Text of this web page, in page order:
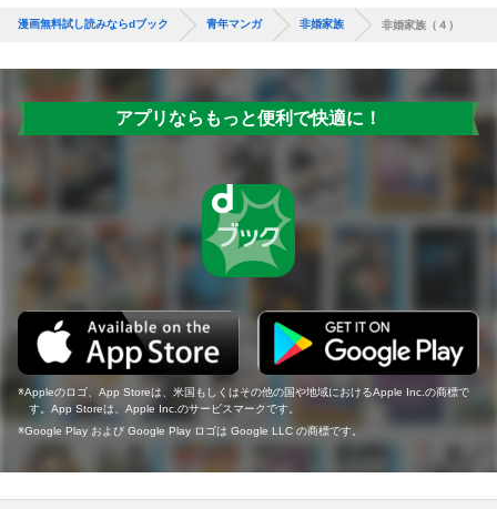
漫画無料試し読みならdブック 青年マンガ 非婚家族 非婚家族（４）
アプリならもっと便利で快適に！
Appleのロゴ、App Storeは、米国もしくはその他の国や地域におけるApple Inc.の商標で
す。App Storeは、Apple Inc.のサービスマークです。
Google Play および Google Play ロゴは Google LLC の商標です。